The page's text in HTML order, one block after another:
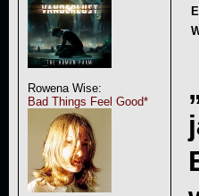
Rowena Wise:
Bad Things Feel Good*